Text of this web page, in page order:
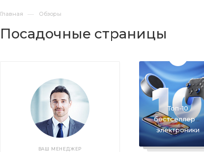
Главная — Обзоры
Посадочные страницы
Топ-10
бестселлеров
электроники
ВАШ МЕНЕДЖЕР